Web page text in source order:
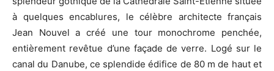
à quelques encablures, le célèbre architecte français
Jean Nouvel a créé une tour monochrome penchée,
entièrement revêtue d’une façade de verre. Logé sur le
canal du Danube, ce splendide édifice de 80 m de haut et